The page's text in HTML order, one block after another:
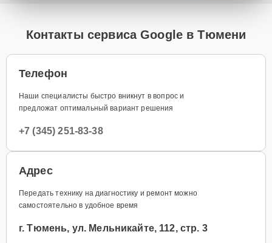
Контакты сервиса Google в Тюмени
Телефон
Наши специалисты быстро вникнут в вопрос и
предложат оптимальный вариант решения
+7 (345) 251-83-38
Адрес
Передать технику на диагностику и ремонт можно
самостоятельно в удобное время
г. Тюмень, ул. Мельникайте, 112, стр. 3